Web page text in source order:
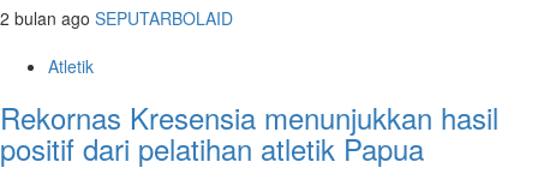
2 bulan ago SEPUTARBOLAID
Atletik
Rekornas Kresensia menunjukkan hasil
positif dari pelatihan atletik Papua